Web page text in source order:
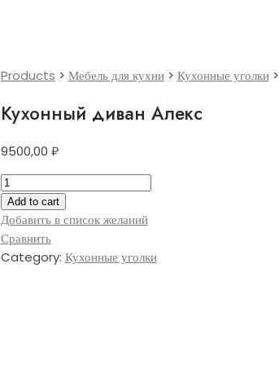
Products > Мебель для кухни> Кухонные уголки>
Кухонный диван Алекс
9500,00 ₽
Кухонный
диван
Алекс
quantity
Add to cart
Добавить в список желаний
Сравнить
Category: Кухонные уголки